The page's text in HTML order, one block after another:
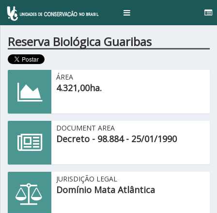
Toggle
Reserva Biológica Guaribas
ÁREA
4.321,00ha.
DOCUMENT AREA
Decreto - 98.884 - 25/01/1990
JURISDIÇÃO LEGAL
Domínio Mata Atlântica